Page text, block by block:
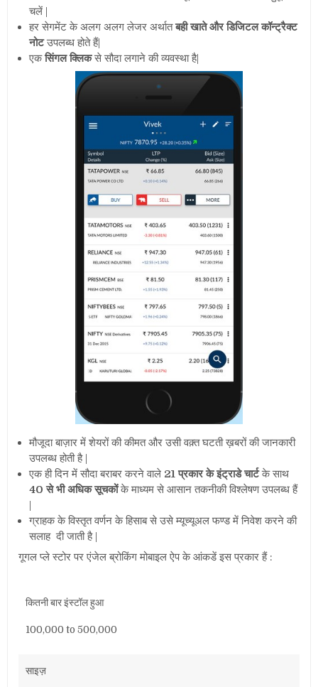
चलें |
हर सेगमेंट के अलग अलग लेजर अर्थातबही खाते और डिजिटल कॉन्ट्रैक्ट
नोटउपलब्ध होते हैं|
एकसिंगल क्लिकसे सौदा लगाने की व्यवस्था है|
मौजूदा बाज़ार में शेयरों की कीमत और उसी वक़्त घटती ख़बरों की जानकारी
उपलब्ध होती है |
एक ही दिन में सौदा बराबर करने वाले 21 प्रकार के इंट्राडे चार्टके साथ
40 से भी अधिक सूचकोंके माध्यम से आसान तकनीकी विश्लेषण उपलब्ध हैं
|
ग्राहक के विस्तृत वर्णन के हिसाब से उसे म्यूच्यूअल फण्ड में निवेश करने की
सलाह दी जाती है |
गूगल प्ले स्टोर पर एंजेल ब्रोकिंग मोबाइल ऐप के आंकडें इस प्रकार हैं :
कितनी बार इंस्टॉल हुआ
100,000 to 500,000
साइज़